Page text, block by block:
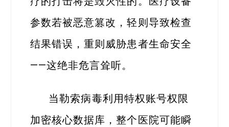
参数若被恶意篡改，轻则导致检查
结果错误，重则威胁患者生命安全
——这绝非危言耸听。
当勒索病毒利用特权账号权限
加密核心数据库，整个医院可能瞬